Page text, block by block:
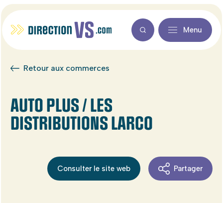
Menu
Retour aux commerces
AUTO PLUS / LES
DISTRIBUTIONS LARCO
Consulter le site web Partager